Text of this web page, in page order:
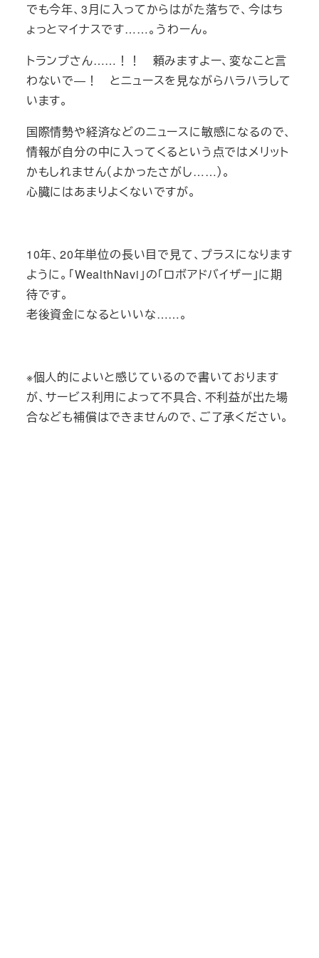
でも今年、3月に入ってからはがた落ちで、今はち
ょっとマイナスです……。うわーん。
トランプさん……！！ 頼みますよー、変なこと言
わないで―！ とニュースを見ながらハラハラして
います。
国際情勢や経済などのニュースに敏感になるので、
情報が自分の中に入ってくるという点ではメリット
かもしれません（よかったさがし……）。
心臓にはあまりよくないですが。
10年、20年単位の長い目で見て、プラスになります
ように。「WealthNavi」の「ロボアドバイザー」に期
待です。
老後資金になるといいな……。
※個人的によいと感じているので書いております
が、サービス利用によって不具合、不利益が出た場
合なども補償はできませんので、ご了承ください。